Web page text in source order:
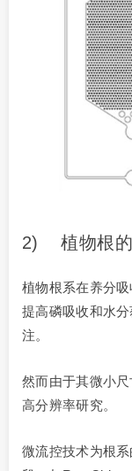
2) 植物根的
植物根系在养分
提高磷吸收和水
注。
然而由于其微小
高分辨率研究。
微流控技术为根